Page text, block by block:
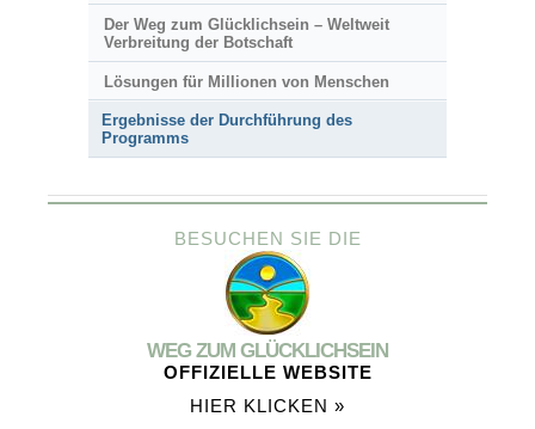
Der Weg zum Glücklichsein – Weltweit
Verbreitung der Botschaft
Lösungen für Millionen von Menschen
Ergebnisse der Durchführung des
Programms
BESUCHEN SIE DIE
WEG ZUM GLÜCKLICHSEIN
OFFIZIELLE WEBSITE
HIER KLICKEN »